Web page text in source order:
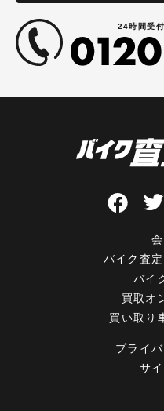
24時間受
バイク査
バイ
買取オ
買い取り
プライ
サ